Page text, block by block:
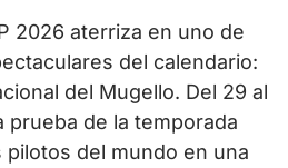
2026 aterriza en uno de
del calendario:
del Mugello. Del 29 al
prueba de la temporada
del mundo en una